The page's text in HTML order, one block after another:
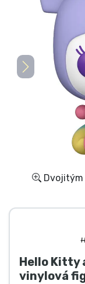
Hello Kitty
vinylová
Outlet
Preprava a
Zoradiť
Zoradiť
Zoradiť
Zoradiť
Zoradiť
Zoradiť